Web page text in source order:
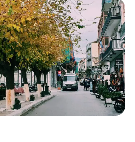
van Athene. In deze tekst
over de historie van de
er te bezichtigen is en
is. Ook zal ik enkele
bezoekersinformatie